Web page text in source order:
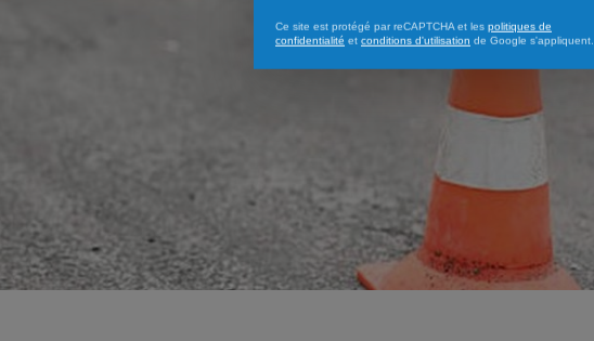
Ce site est protégé par reCAPTCHA et les politiques de
confidentialité et conditions d'utilisation de Google s'appliquent.